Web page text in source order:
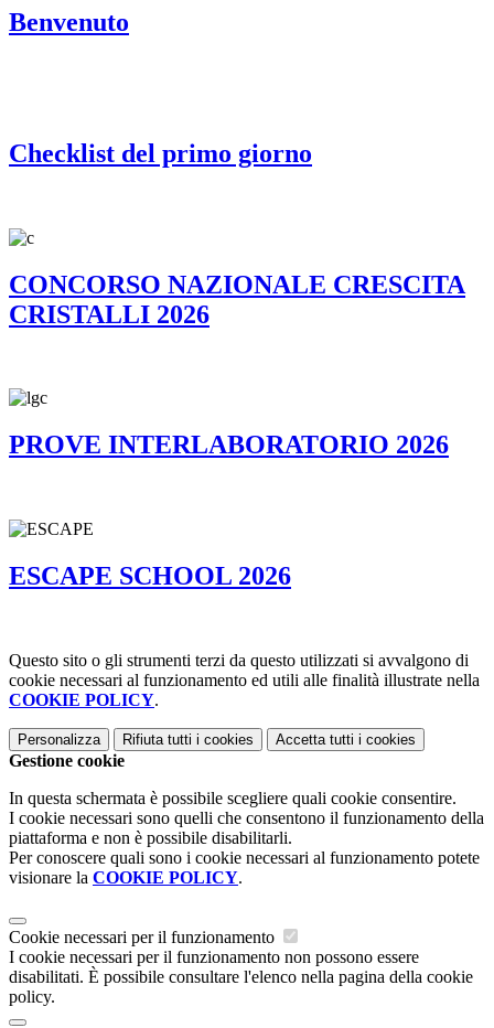
Benvenuto
Checklist del primo giorno
CONCORSO NAZIONALE CRESCITA
CRISTALLI 2026
PROVE INTERLABORATORIO 2026
ESCAPE SCHOOL 2026
Questo sito o gli strumenti terzi da questo utilizzati si avvalgono di
cookie necessari al funzionamento ed utili alle finalità illustrate nella
COOKIE POLICY.
Personalizza Rifiuta tutti i cookies Accetta tutti i cookies
Gestione cookie
In questa schermata è possibile scegliere quali cookie consentire.
I cookie necessari sono quelli che consentono il funzionamento della
piattaforma e non è possibile disabilitarli.
Per conoscere quali sono i cookie necessari al funzionamento potete
visionare la COOKIE POLICY.
Cookie necessari per il funzionamento
I cookie necessari per il funzionamento non possono essere
disabilitati. È possibile consultare l'elenco nella pagina della cookie
policy.